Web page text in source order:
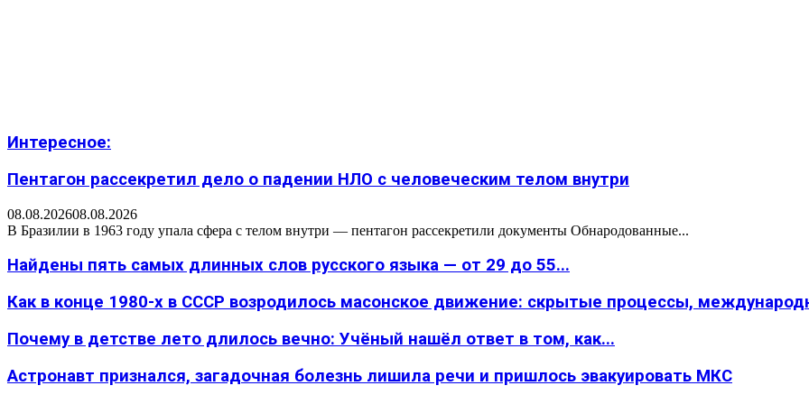
Интересное:
Пентагон рассекретил дело о падении НЛО с человеческим телом внутри
08.08.202608.08.2026
В Бразилии в 1963 году упала сфера с телом внутри — пентагон рассекретили документы Обнародованные...
Найдены пять самых длинных слов русского языка — от 29 до 55...
Как в конце 1980-х в СССР возродилось масонское движение: скрытые процессы,
Почему в детстве лето длилось вечно: Учёный нашёл ответ в том, как...
Астронавт признался, загадочная болезнь лишила речи и пришлось эвакуировать МКС